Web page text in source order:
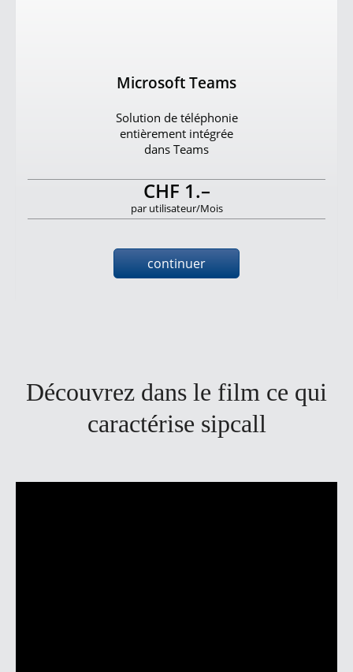
Microsoft Teams
Solution de téléphonie
entièrement intégrée
dans Teams
CHF 1.–
par utilisateur/Mois
continuer
Découvrez dans le film ce qui
caractérise sipcall